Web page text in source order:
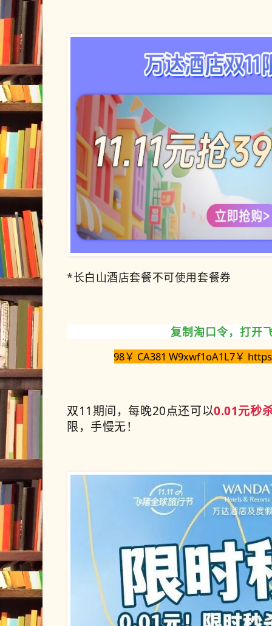
*长白山酒店套餐不可使用套餐券
复制淘口令，打开
98￥ CA381 W9xwf1oA1L7￥
双11期间，每晚20点还可以0.01元秒
限，手慢无！